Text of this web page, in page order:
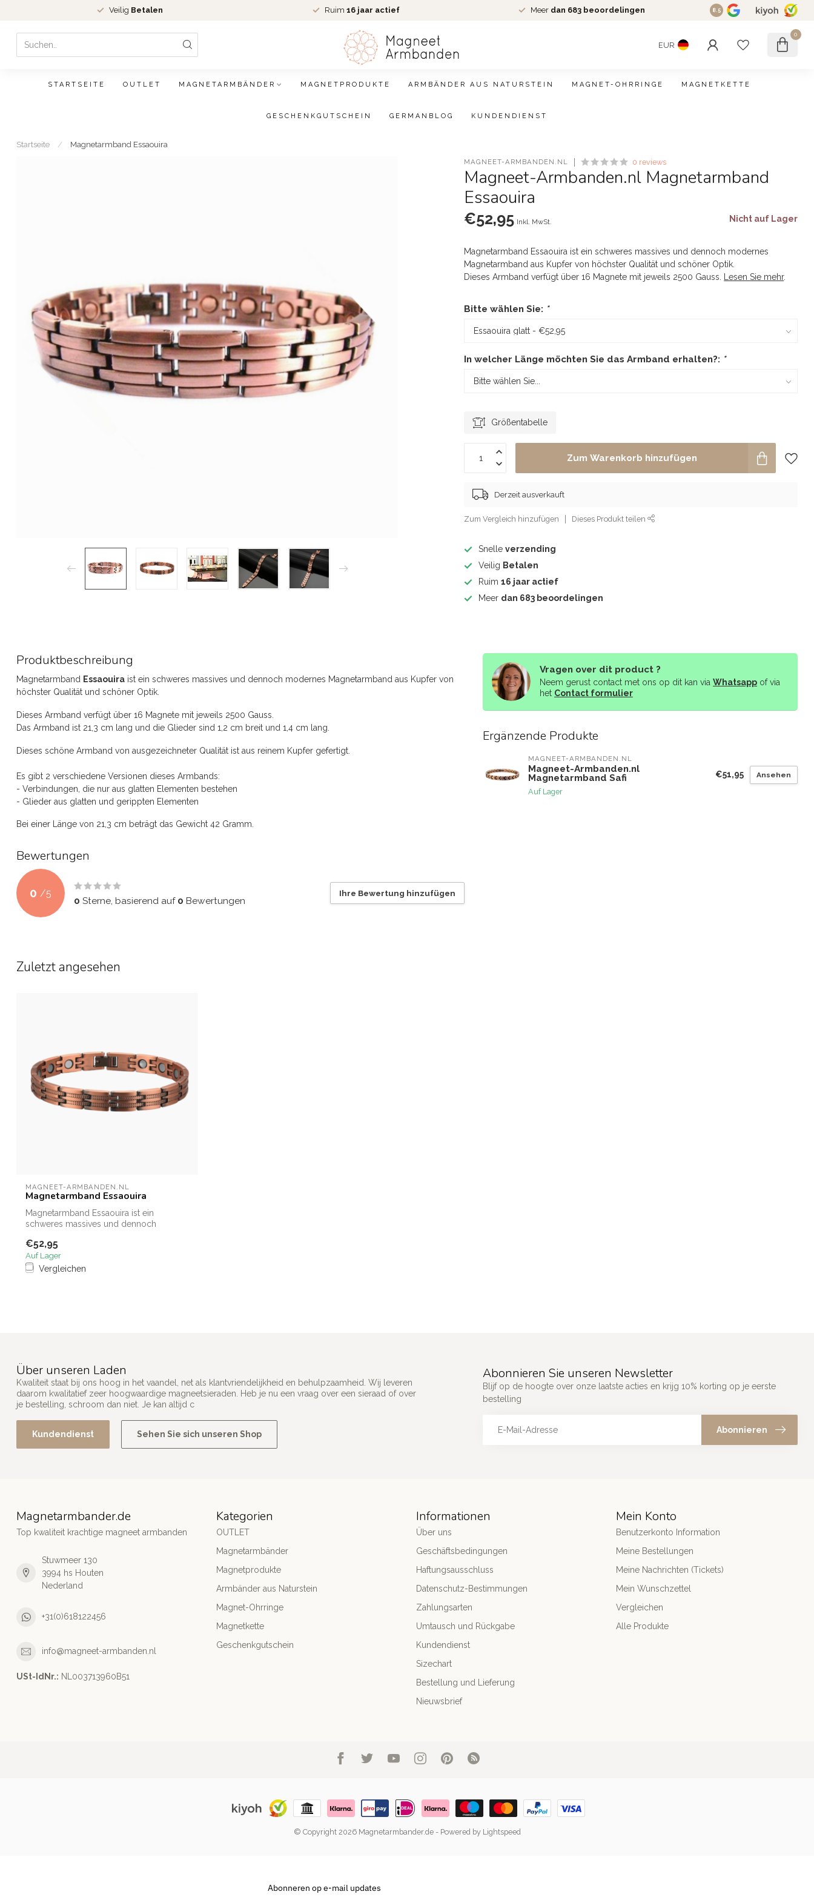
Veilig Betalen Ruim 16 jaar actief Meer dan 683 beoordelingen 8.5
EUR
0
STARTSEITE OUTLET MAGNETARMBÄNDER MAGNETPRODUKTE ARMBÄNDER AUS NATURSTEIN MAGNET-OHRRINGE MAGNETKETTE
GESCHENKGUTSCHEIN GERMANBLOG KUNDENDIENST
Startseite / Magnetarmband Essaouira
MAGNEET-ARMBANDEN.NL 0 reviews
Magneet-Armbanden.nl Magnetarmband
Essaouira
€52,95 Inkl. MwSt. Nicht auf Lager
Magnetarmband Essaouira ist ein schweres massives und dennoch modernes
Magnetarmband aus Kupfer von höchster Qualität und schöner Optik.
Dieses Armband verfügt über 16 Magnete mit jeweils 2500 Gauss.
Lesen Sie mehr.
Bitte wählen Sie: *
In welcher Länge möchten Sie das Armband erhalten?: *
Größentabelle
Zum Warenkorb hinzufügen
Derzeit ausverkauft
Zum Vergleich hinzufügen Dieses Produkt teilen
Snelleverzending
Veilig Betalen
Ruim16 jaar actief
Meer dan 683 beoordelingen
Produktbeschreibung
Magnetarmband Essaouira ist ein schweres massives und dennoch modernes Magnetarmband aus Kupfer von
höchster Qualität und schöner Optik.
Dieses Armband verfügt über 16 Magnete mit jeweils 2500 Gauss.
Das Armband ist 21,3 cm lang und die Glieder sind 1,2 cm breit und 1,4 cm lang.
Dieses schöne Armband von ausgezeichneter Qualität ist aus reinem Kupfer gefertigt.
Es gibt 2 verschiedene Versionen dieses Armbands:
- Verbindungen, die nur aus glatten Elementen bestehen
- Glieder aus glatten und gerippten Elementen
Bei einer Länge von 21,3 cm beträgt das Gewicht 42 Gramm.
Bewertungen
0 /5
0 Sterne, basierend auf 0 Bewertungen
Ihre Bewertung hinzufügen
Vragen over dit product ?
Neem gerust contact met ons op dit kan via Whatsapp of via
het Contact formulier
Ergänzende Produkte
MAGNEET-ARMBANDEN.NL
Magneet-Armbanden.nl
Magnetarmband Safi
Auf Lager
€51,95 Ansehen
Zuletzt angesehen
MAGNEET-ARMBANDEN.NL
Magnetarmband Essaouira
Magnetarmband Essaouira ist ein
schweres massives und dennoch
€52,95
Auf Lager
Vergleichen
Über unseren Laden
Kwaliteit staat bij ons hoog in het vaandel, net als klantvriendelijkheid en behulpzaamheid. Wij leveren
daarom kwalitatief zeer hoogwaardige magneetsieraden. Heb je nu een vraag over een sieraad of over
je bestelling, schroom dan niet. Je kan altijd c
Kundendienst Sehen Sie sich unseren Shop
Abonnieren Sie unseren Newsletter
Blijf op de hoogte over onze laatste acties en krijg 10% korting op je eerste
bestelling
Abonnieren
Magnetarmbander.de
Top kwaliteit krachtige magneet armbanden
Stuwmeer 130
3994 hs Houten
Nederland
+31(0)618122456
info@magneet-armbanden.nl
USt-IdNr.: NL003713960B51
Kategorien
OUTLET
Magnetarmbänder
Magnetprodukte
Armbänder aus Naturstein
Magnet-Ohrringe
Magnetkette
Geschenkgutschein
Informationen
Über uns
Geschäftsbedingungen
Haftungsausschluss
Datenschutz-Bestimmungen
Zahlungsarten
Umtausch und Rückgabe
Kundendienst
Sizechart
Bestellung und Lieferung
Nieuwsbrief
Mein Konto
Benutzerkonto Information
Meine Bestellungen
Meine Nachrichten (Tickets)
Mein Wunschzettel
Vergleichen
Alle Produkte
© Copyright 2026 Magnetarmbander.de- Powered by Lightspeed
Abonneren op e-mail updates